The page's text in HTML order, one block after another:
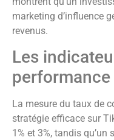
marketing d’influence
revenus.
Les
performance
La mesure du taux de
stratégie efficace sur
1% et 3%, tandis